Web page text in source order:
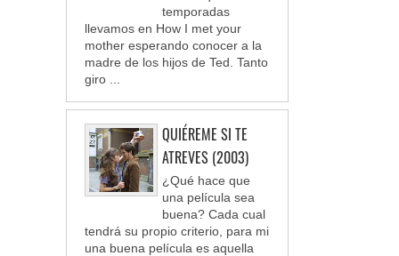
temporadas
llevamos en How I met your
mother esperando conocer a la
madre de los hijos de Ted. Tanto
giro ...
QUIÉREME SI TE
ATREVES (2003)
¿Qué hace que
una película sea
buena? Cada cual
tendrá su propio criterio, para mi
una buena película es aquella